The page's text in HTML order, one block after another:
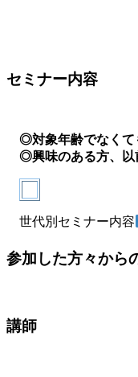
セミナー内容
◎対象年齢でなくて
◎興味のある方、以
世代別セミナー内容
参加した方々から
講師